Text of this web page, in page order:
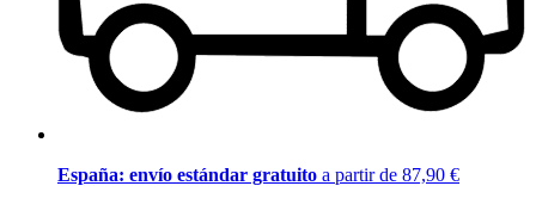
España: envío estándar gratuito a partir de 87,90 €